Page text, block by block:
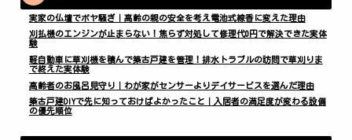
実家の仏壇でボヤ騒ぎ｜高齢の親の安全を考え電池式線香に変えた理由
刈払機のエンジンが止まらない！焦らず対処して修理代0円で解決できた実体
験
軽自動車に草刈機を積んで築古戸建を管理！排水トラブルの訪問で草刈りま
で終えた実体験
高齢者のお風呂見守り｜わが家がセンサーよりデイサービスを選んだ理由
築古戸建DIYで先に知っておけばよかったこと｜入居者の満足度が変わる設備
の優先順位